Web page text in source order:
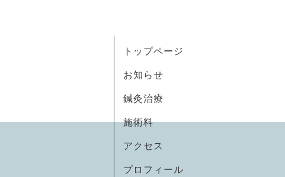
トップページ
お知らせ
鍼灸治療
施術料
アクセス
プロフィール